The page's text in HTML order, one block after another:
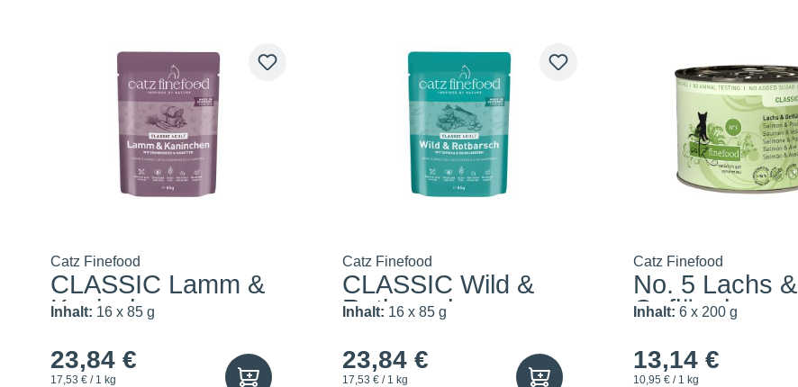
Catz Finefood
CLASSIC Lamm &
Kaninchen
Inhalt: 16 x 85 g
23,84 €
17,53 € / 1 kg
Catz Finefood
CLASSIC Wild &
Rotbarsch
Inhalt: 16 x 85 g
23,84 €
17,53 € / 1 kg
Catz Finefood
No. 5 Lachs &
Geflügel
Inhalt: 6 x 200 g
13,14 €
10,95 € / 1 kg